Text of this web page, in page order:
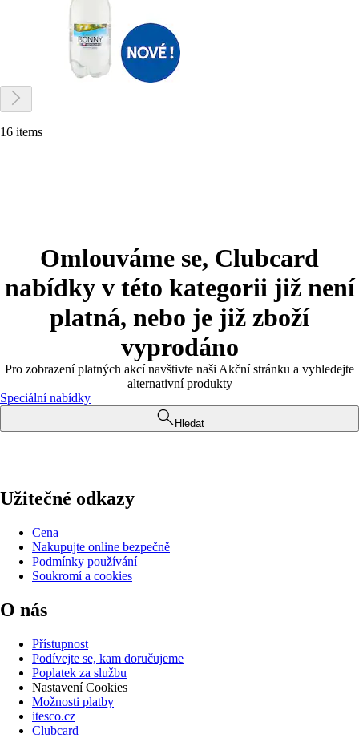
16 items
Omlouváme se, Clubcard
nabídky v této kategorii již není
platná, nebo je již zboží
vyprodáno
Pro zobrazení platných akcí navštivte naši Akční stránku a vyhledejte
alternativní produkty
Speciální nabídky
Hledat
Užitečné odkazy
Cena
Nakupujte online bezpečně
Podmínky používání
Soukromí a cookies
O nás
Přístupnost
Podívejte se, kam doručujeme
Poplatek za službu
Nastavení Cookies
Možnosti platby
itesco.cz
Clubcard